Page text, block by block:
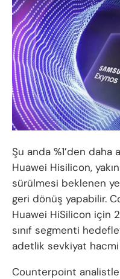
Şu anda %1’den daha
Huawei Hisilicon,
sürülmesi beklenen
geri dönüş yapabilir.
Huawei HiSilicon için
sınıf segmenti
adetlik sevkiyat hacmi
Counterpoint